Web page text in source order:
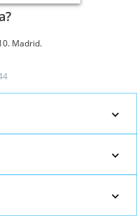
Madrid.